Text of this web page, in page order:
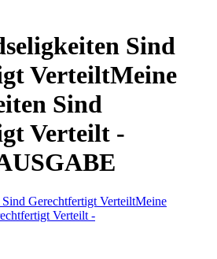
Sind
VerteiltMeine
Sind
Verteilt -